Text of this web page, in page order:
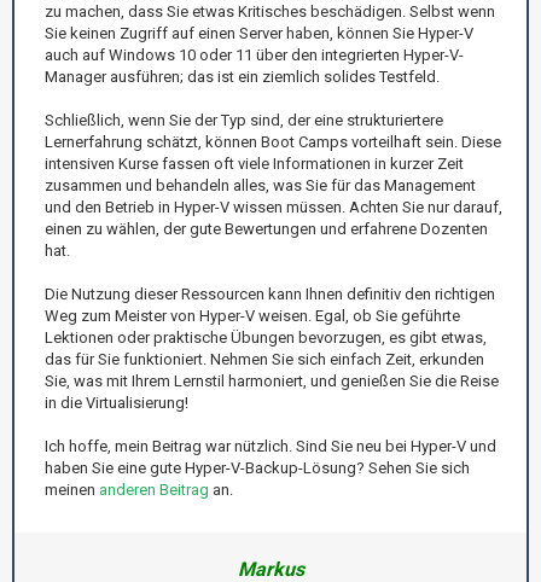
zu machen, dass Sie etwas Kritisches beschädigen. Selbst wenn
Sie keinen Zugriff auf einen Server haben, können Sie Hyper-V
auch auf Windows 10 oder 11 über den integrierten Hyper-V-
Manager ausführen; das ist ein ziemlich solides Testfeld.
Schließlich, wenn Sie der Typ sind, der eine strukturiertere
Lernerfahrung schätzt, können Boot Camps vorteilhaft sein. Diese
intensiven Kurse fassen oft viele Informationen in kurzer Zeit
zusammen und behandeln alles, was Sie für das Management
und den Betrieb in Hyper-V wissen müssen. Achten Sie nur darauf,
einen zu wählen, der gute Bewertungen und erfahrene Dozenten
hat.
Die Nutzung dieser Ressourcen kann Ihnen definitiv den richtigen
Weg zum Meister von Hyper-V weisen. Egal, ob Sie geführte
Lektionen oder praktische Übungen bevorzugen, es gibt etwas,
das für Sie funktioniert. Nehmen Sie sich einfach Zeit, erkunden
Sie, was mit Ihrem Lernstil harmoniert, und genießen Sie die Reise
in die Virtualisierung!
Ich hoffe, mein Beitrag war nützlich. Sind Sie neu bei Hyper-V und
haben Sie eine gute Hyper-V-Backup-Lösung? Sehen Sie sich
meinen anderen Beitrag an.
Markus